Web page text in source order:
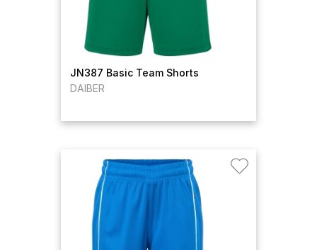
JN387 Basic Team Shorts
DAIBER